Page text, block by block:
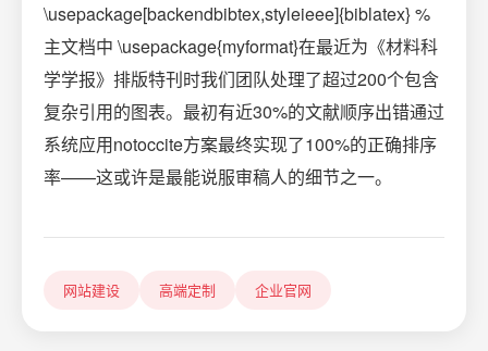
\usepackage[backendbibtex,styleieee]{biblatex} %
主文档中 \usepackage{myformat}在最近为《材料科
学学报》排版特刊时我们团队处理了超过200个包含
复杂引用的图表。最初有近30%的文献顺序出错通过
系统应用notoccite方案最终实现了100%的正确排序
率——这或许是最能说服审稿人的细节之一。
网站建设 高端定制 企业官网